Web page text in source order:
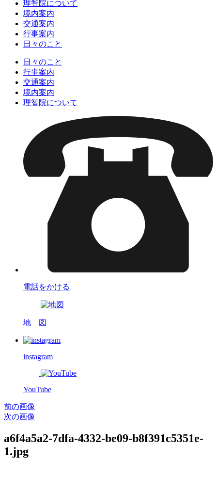
理智院について
境内案内
交通案内
行事案内
日々のこと
日々のこと
行事案内
交通案内
境内案内
理智院について
電話をかける
地 図
instagram
YouTube
前の画像
次の画像
a6f4a5a2-7dfa-4332-be09-b8f391c5351e-
1.jpg